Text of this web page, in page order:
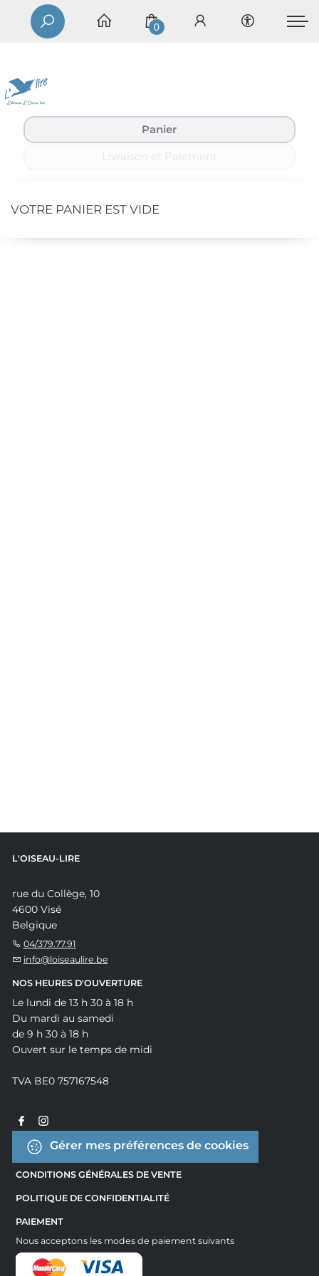
0
Panier
Livraison et Paiement
VOTRE PANIER EST VIDE
L'OISEAU-LIRE
rue du Collège, 10
4600 Visé
Belgique
04/379.77.91
info@loiseaulire.be
NOS HEURES D'OUVERTURE
Le lundi de 13 h 30 à 18 h
Du mardi au samedi
de 9 h 30 à 18 h
Ouvert sur le temps de midi
TVA BE0 757167548
Gérer mes préférences de cookies
CONDITIONS GÉNÉRALES DE VENTE
POLITIQUE DE CONFIDENTIALITÉ
PAIEMENT
Nous acceptons les modes de paiement suivants